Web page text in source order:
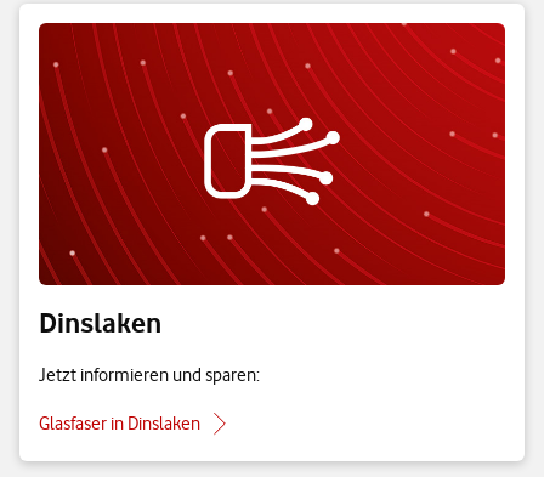
Dinslaken
Jetzt informieren und sparen:
Glasfaser in Dinslaken